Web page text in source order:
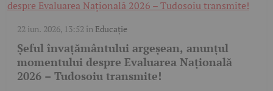
22 iun. 2026, 13:52 în Educație
Șeful învațământului argeșean, anunțul
momentului despre Evaluarea Națională
2026 – Tudosoiu transmite!